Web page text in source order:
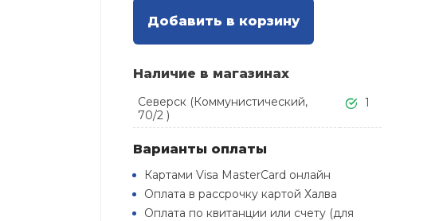
Добавить в корзину
Наличие в магазинах
Северск (Коммунистический,
70/2 )
1
Варианты оплаты
Картами Visa MasterCard онлайн
Оплата в рассрочку картой Халва
Оплата по квитанции или счету (для